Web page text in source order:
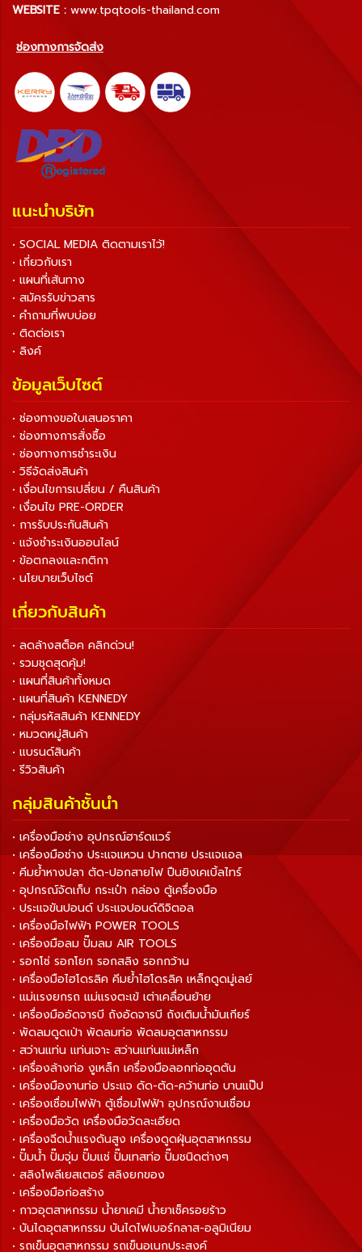
WEBSITE : www.tpqtools-thailand.com
ช่องทางการจัดส่ง
แนะนำบริษัท
• SOCIAL MEDIA ติดตามเราไว้!
• เกี่ยวกับเรา
• แผนที่เส้นทาง
• สมัครรับข่าวสาร
• คำถามที่พบบ่อย
• ติดต่อเรา
• ลิงค์
ข้อมูลเว็บไซต์
• ช่องทางขอใบเสนอราคา
• ช่องทางการสั่งซื้อ
• ช่องทางการชำระเงิน
• วิธีจัดส่งสินค้า
• เงื่อนไขการเปลี่ยน / คืนสินค้า
• เงื่อนไข PRE-ORDER
• การรับประกันสินค้า
• แจ้งชำระเงินออนไลน์
• ข้อตกลงและกติกา
• นโยบายเว็บไซต์
เกี่ยวกับสินค้า
• ลดล้างสต็อค คลิกด่วน!
• รวมชุดสุดคุ้ม!
• แผนที่สินค้าทั้งหมด
• แผนที่สินค้า KENNEDY
• กลุ่มรหัสสินค้า KENNEDY
• หมวดหมู่สินค้า
• แบรนด์สินค้า
• รีวิวสินค้า
กลุ่มสินค้าชั้นนำ
• เครื่องมือช่าง อุปกรณ์ฮาร์ดแวร์
• เครื่องมือช่าง ประแจแหวน ปากตาย ประแจแอล
• คีมย้ำหางปลา ตัด-ปอกสายไฟ ปืนยิงเคเบิ้ลไทร์
• อุปกรณ์จัดเก็บ กระเป๋า กล่อง ตู้เครื่องมือ
• ประแจขันปอนด์ ประแจปอนด์ดิจิตอล
• เครื่องมือไฟฟ้า POWER TOOLS
• เครื่องมือลม ปั๊มลม AIR TOOLS
• รอกโซ่ รอกโยก รอกสลิง รอกกว้าน
• เครื่องมือไฮโดรลิค คีมย้ำไฮโดรลิค เหล็กดูดมู่เลย์
• แม่แรงยกรถ แม่แรงตะเข้ เต่าเคลื่อนย้าย
• เครื่องมืออัดจารบี ถังอัดจารบี ถังเติมน้ำมันเกียร์
• พัดลมดูดเป่า พัดลมท่อ พัดลมอุตสาหกรรม
• สว่านแท่น แท่นเจาะ สว่านแท่นแม่เหล็ก
• เครื่องล้างท่อ งูเหล็ก เครื่องมือลอกท่ออุดตัน
• เครื่องมืองานท่อ ประแจ ดัด-ตัด-คว้านท่อ บานแป๊ป
• เครื่องเชื่อมไฟฟ้า ตู้เชื่อมไฟฟ้า อุปกรณ์งานเชื่อม
• เครื่องมือวัด เครื่องมือวัดละเอียด
• เครื่องฉีดน้ำแรงดันสูง เครื่องดูดฝุ่นอุตสาหกรรม
• ปั๊มน้ำ ปั๊มจุ่ม ปั๊มแช่ ปั๊มเทสท่อ ปั๊มชนิดต่างๆ
• สลิงโพลีเยสเตอร์ สลิงยกของ
• เครื่องมือก่อสร้าง
• กาวอุตสาหกรรม น้ำยาเคมี น้ำยาเช็ครอยร้าว
• บันไดอุตสาหกรรม บันไดไฟเบอร์กลาส-อลูมิเนียม
• รถเข็นอุตสาหกรรม รถเข็นอเนกประสงค์